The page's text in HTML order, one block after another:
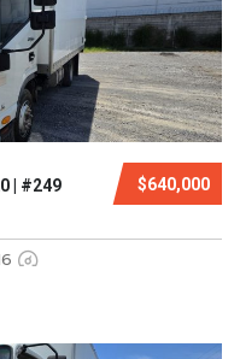
$640,000
| #249